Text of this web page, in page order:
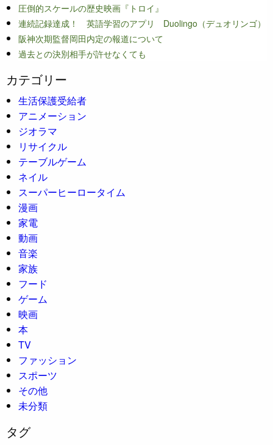
圧倒的スケールの歴史映画『トロイ』
連続記録達成！ 英語学習のアプリ Duolingo（デュオリンゴ）
阪神次期監督岡田内定の報道について
過去との決別相手が許せなくても
カテゴリー
生活保護受給者
アニメーション
ジオラマ
リサイクル
テーブルゲーム
ネイル
スーパーヒーロータイム
漫画
家電
動画
音楽
家族
フード
ゲーム
映画
本
TV
ファッション
スポーツ
その他
未分類
タグ